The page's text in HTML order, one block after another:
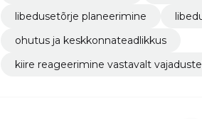
libedusetõrje planeerimine
ohutus ja keskkonnateadlikkus
kiire reageerimine vastavalt